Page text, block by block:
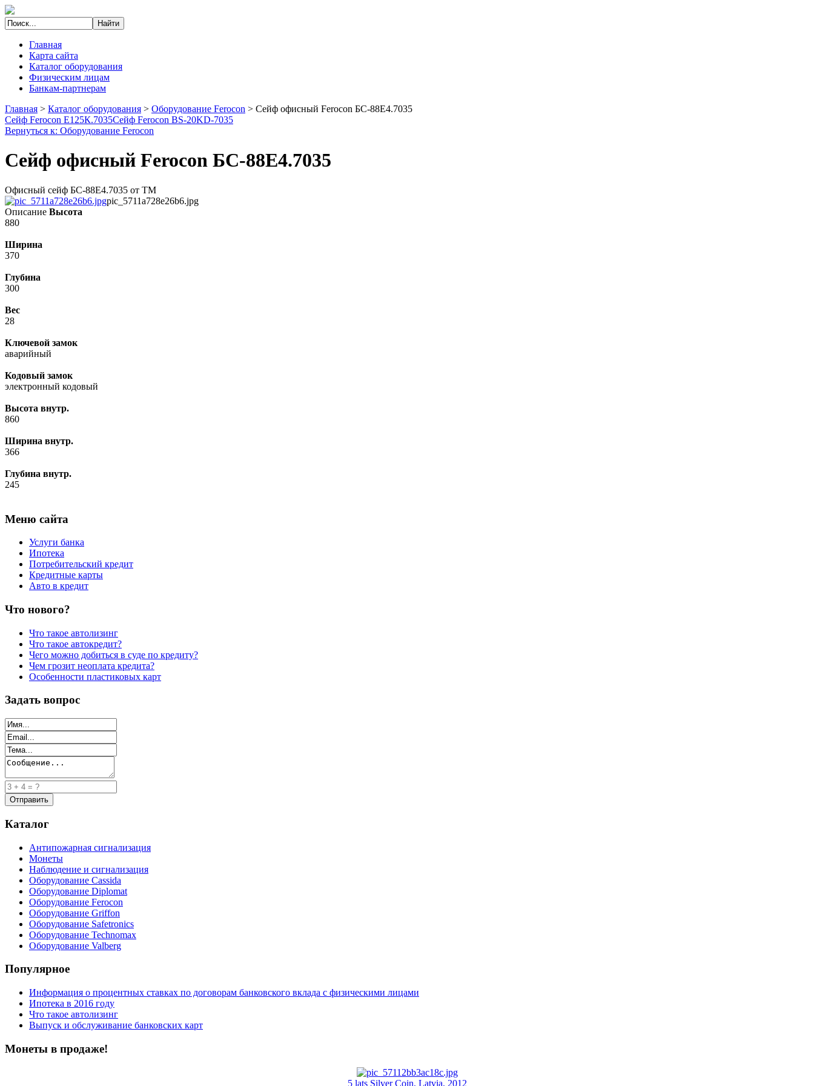
Главная
Карта сайта
Каталог оборудования
Физическим лицам
Банкам-партнерам
Главная > Каталог оборудования > Оборудование Ferocon > Сейф офисный Ferocon БС-88Е4.7035
Сейф Ferocon Е125К.7035Сейф Ferocon BS-20KD-7035
Вернуться к: Оборудование Ferocon
Сейф офисный Ferocon БС-88Е4.7035
Офисный сейф БС-88Е4.7035 от ТМ
pic_5711a728e26b6.jpg
Описание Высота
880
Ширина
370
Глубина
300
Вес
28
Ключевой замок
аварийный
Кодовый замок
электронный кодовый
Высота внутр.
860
Ширина внутр.
366
Глубина внутр.
245
Меню сайта
Услуги банка
Ипотека
Потребительский кредит
Кредитные карты
Авто в кредит
Что нового?
Что такое автолизинг
Что такое автокредит?
Чего можно добиться в суде по кредиту?
Чем грозит неоплата кредита?
Особенности пластиковых карт
Задать вопрос
Каталог
Антипожарная сигнализация
Монеты
Наблюдение и сигнализация
Оборудование Cassida
Оборудование Diplomat
Оборудование Ferocon
Оборудование Griffon
Оборудование Safetronics
Оборудование Technomax
Оборудование Valberg
Популярное
Информация о процентных ставках по договорам банковского вклада с физическими лицами
Ипотека в 2016 году
Что такое автолизинг
Выпуск и обслуживание банковских карт
Монеты в продаже!
5 lats Silver Coin, Latvia, 2012